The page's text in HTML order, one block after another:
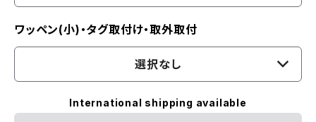
ワッペン(小)・タグ取付け・取外取付
選択なし
International shipping available